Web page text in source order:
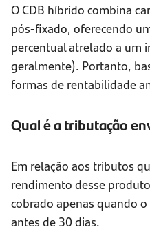
O CDB híbrido combina
pós-fixado, oferecendo
percentual atrelado a um
geralmente). Portanto,
formas de rentabilidade
Qual é a tributação
Em relação aos tributos
rendimento desse
cobrado apenas quando
antes de 30 dias.